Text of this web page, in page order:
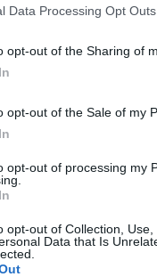
Data Processing Opt Outs
opt-out of the Sharing of
opt-out of the Sale of my
opt-out of processing my
opt-out of Collection,
Data that Is
εξεταστική
9 Ιουνίου,
Υγιεινή, Ναυτικό
– Εφαρμογές,
τα Ειδικά
ολοκλήρωση των
τα Ειδικά
από τις 16 έως